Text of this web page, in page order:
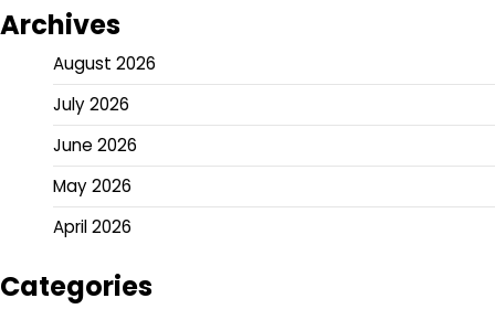
Archives
August 2026
July 2026
June 2026
May 2026
April 2026
Categories